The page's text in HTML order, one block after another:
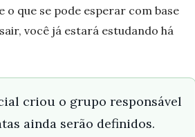
que se pode esperar com base
você já estará estudando há
criou o grupo responsável
ainda serão definidos.